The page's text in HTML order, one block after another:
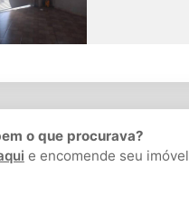
o que procurava?
e encomende seu imóvel